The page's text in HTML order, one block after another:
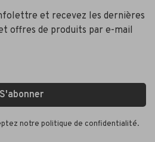
et recevez les dernières
offres de produits par e-mail
S'abonner
notre politique de confidentialité.